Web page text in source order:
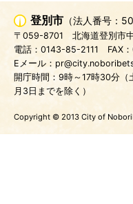
登別市 （法人番号：
〒059-8701
北海道登別市
電話：0143-85-2111
FAX
Eメール：
開庁時間：9時～17時30分（
月3日までを除く）
Copyright © 2013 City of